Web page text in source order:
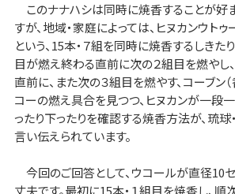
このナナハシは同時に焼香することが好
すが、地域・家庭によっては、ヒヌカンウトゥ
という、15本・７組を同時に焼香するしきた
目が燃え終わる直前に次の２組目を燃やし
直前に、また次の３組目を燃やす、コーブン（
コーの燃え具合を見つつ、ヒヌカンが一段
ったり下ったりを確認する焼香方法が、琉球
言い伝えられています。
今回のご回答として、ウコールが直径10
丈夫です。最初に15本・１組目を焼香し、